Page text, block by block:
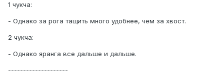
1 чукча:
- Однако за рога тащить много удобнее, чем за хвост.
2 чукча:
- Однако яранга все дальше и дальше.
--------------------